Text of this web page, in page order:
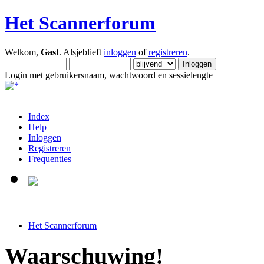
Het Scannerforum
Welkom, Gast. Alsjeblieft inloggen ofregistreren.
Login met gebruikersnaam, wachtwoord en sessielengte
Index
Help
Inloggen
Registreren
Frequenties
Het Scannerforum
Waarschuwing!